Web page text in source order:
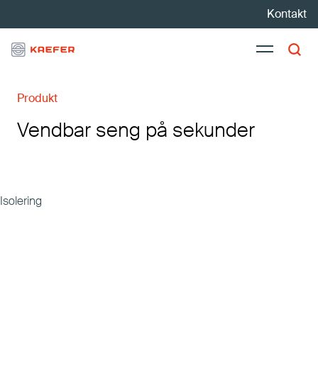
Kontakt
Teknisk isolering
Aktuelt
Produkt
Vendbar seng på sekunder